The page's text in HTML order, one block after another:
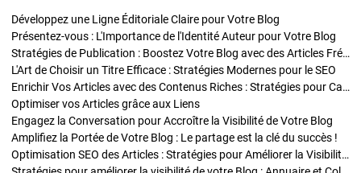
Développez une Ligne Éditoriale Claire pour Votre Blog
Présentez-vous : L'Importance de l'Identité Auteur pour Votre Blog
Stratégies de Publication : Boostez Votre Blog avec des Articles Fréquents et Exclusifs
L'Art de Choisir un Titre Efficace : Stratégies Modernes pour le SEO
Enrichir Vos Articles avec des Contenus Riches : Stratégies pour Captiver et Optimiser
Optimiser vos Articles grâce aux Liens
Engagez la Conversation pour Accroître la Visibilité de Votre Blog
Amplifiez la Portée de Votre Blog : Le partage est la clé du succès !
Optimisation SEO des Articles : Stratégies pour Améliorer la Visibilité de Votre Blog